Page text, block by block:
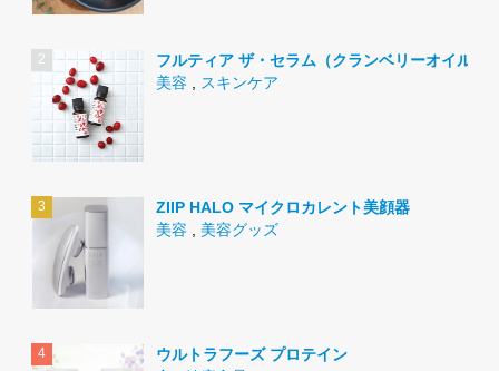
フルティア ザ・セラム（クランベリーオイル）
美容 , スキンケア
ZIIP HALO マイクロカレント美顔器
美容 , 美容グッズ
ウルトラフーズ プロテイン